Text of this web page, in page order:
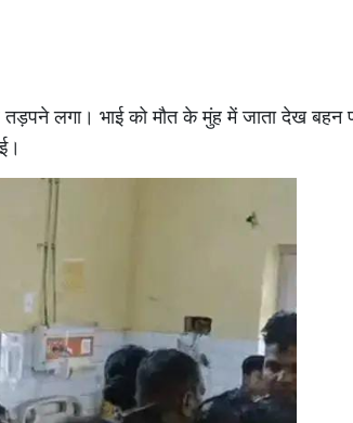
लगा। भाई को मौत के मुंह में जाता देख बहन